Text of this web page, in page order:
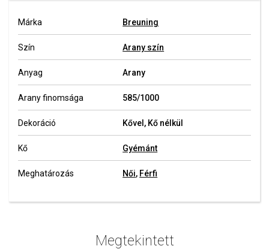
Márka Breuning
Szín Arany szín
Anyag Arany
Arany finomsága 585/1000
Dekoráció Kővel, Kő nélkül
Kő Gyémánt
Meghatározás Női, Férfi
Megtekintett